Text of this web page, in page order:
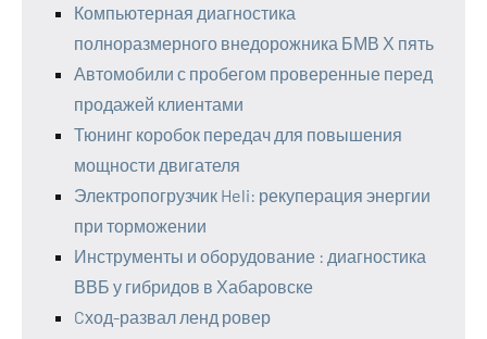
Компьютерная диагностика
полноразмерного внедорожника БМВ Х пять
Автомобили с пробегом проверенные перед
продажей клиентами
Тюнинг коробок передач для повышения
мощности двигателя
Электропогрузчик Heli: рекуперация энергии
при торможении
Инструменты и оборудование : диагностика
ВВБ у гибридов в Хабаровске
Cход-развал ленд ровер